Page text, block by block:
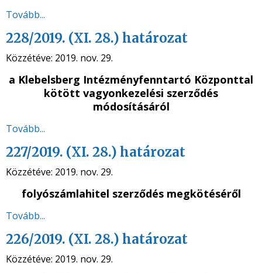
Tovább...
228/2019. (XI. 28.) határozat
Közzétéve: 2019. nov. 29.
a Klebelsberg Intézményfenntartó Központtal
kötött vagyonkezelési szerződés
módosításáról
Tovább...
227/2019. (XI. 28.) határozat
Közzétéve: 2019. nov. 29.
folyószámlahitel szerződés megkötéséről
Tovább...
226/2019. (XI. 28.) határozat
Közzétéve: 2019. nov. 29.